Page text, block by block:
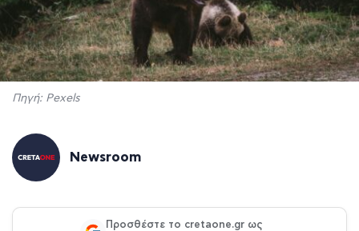
Πηγή: Pexels
Newsroom
Προσθέστε το cretaone.gr ως